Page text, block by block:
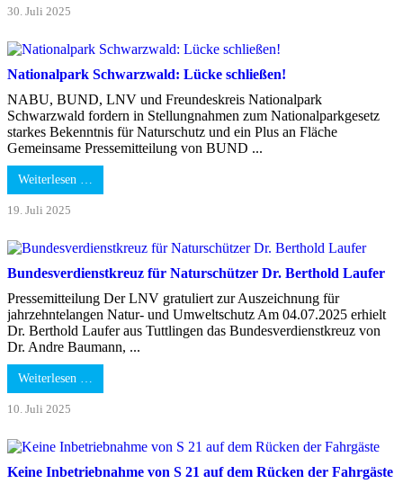
30. Juli 2025
Nationalpark Schwarzwald: Lücke schließen!
NABU, BUND, LNV und Freundeskreis Nationalpark
Schwarzwald fordern in Stellungnahmen zum Nationalparkgesetz
starkes Bekenntnis für Naturschutz und ein Plus an Fläche
Gemeinsame Pressemitteilung von BUND ...
Weiterlesen …
19. Juli 2025
Bundesverdienstkreuz für Naturschützer Dr. Berthold Laufer
Pressemitteilung Der LNV gratuliert zur Auszeichnung für
jahrzehntelangen Natur- und Umweltschutz Am 04.07.2025 erhielt
Dr. Berthold Laufer aus Tuttlingen das Bundesverdienstkreuz von
Dr. Andre Baumann, ...
Weiterlesen …
10. Juli 2025
Keine Inbetriebnahme von S 21 auf dem Rücken der Fahrgäste